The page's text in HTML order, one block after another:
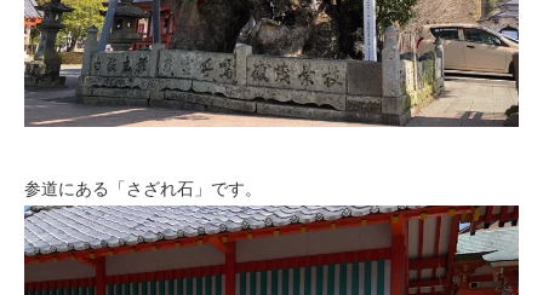
参道にある「さざれ石」です。